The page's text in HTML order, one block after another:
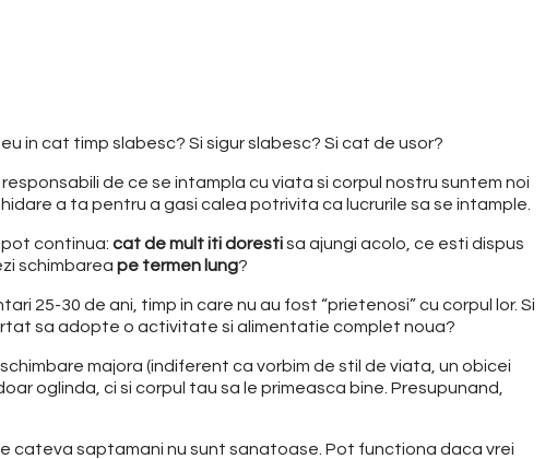
in cat timp slabesc? Si sigur slabesc? Si cat de usor?
de ce se intampla cu viata si corpul nostru suntem noi
a ta pentru a gasi calea potrivita ca lucrurile sa se intample.
continua: cat de mult iti dorestisa ajungi acolo, ce esti dispus
schimbarea pe termen lung?
25-30 de ani, timp in care nu au fost “prietenosi” cu corpul lor. Si
sa adopte o activitate si alimentatie complet noua?
schimbare majora (indiferent ca vorbim de stil de viata, un obicei
oglinda, ci si corpul tau sa le primeasca bine. Presupunand,
cateva saptamani nu sunt sanatoase. Pot functiona daca vrei